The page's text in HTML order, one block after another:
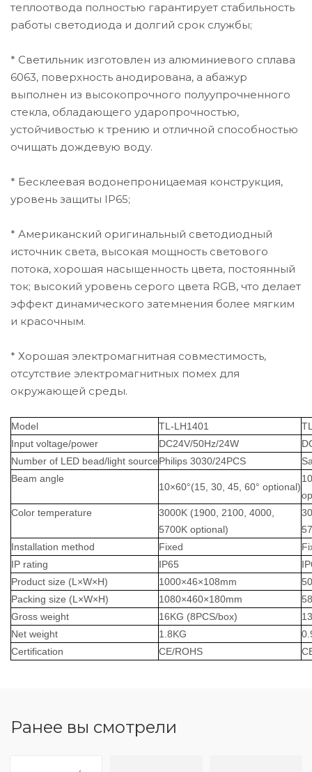
теплоотвода полностью гарантирует стабильность
работы светодиода и долгий срок службы;
* Светильник изготовлен из алюминиевого сплава
6063, поверхность анодирована, а абажур
выполнен из высокопрочного полуупрочненного
стекла, обладающего ударопрочностью,
устойчивостью к трению и отличной способностью
очищать дождевую воду.
* Бесклеевая водонепроницаемая конструкция,
уровень защиты IP65;
* Американский оригинальный светодиодный
источник света, высокая мощность светового
потока, хорошая насыщенность цвета, постоянный
ток; высокий уровень серого цвета RGB, что делает
эффект динамического затемнения более мягким
и красочным.
* Хорошая электромагнитная совместимость,
отсутствие электромагнитных помех для
окружающей среды.
Model TL-LH1401
Input voltage/power
DC24V/50Hz/24W
Number of LED bead/light sourcePhilips 3030/24PCS
Beam angle
10×60°(15, 30, 45, 60° optional)
Color temperature
3000K (1900, 2100, 4000,
5700K optional)
Installation method
Fixed F
IP rating
IP65
Product size (L×W×H)
1000×46×108mm
Packing size (L×W×H)
1080×460×180mm
Gross weight
16KG (8PCS/box)
Net weight 1.8KG
Certification CE/ROHS
Ранее вы смотрели